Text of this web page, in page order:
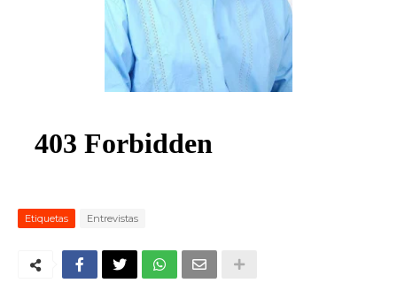
Etiquetas Entrevistas